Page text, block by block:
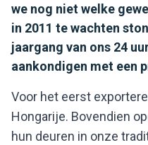
we nog niet welke
in 2011 te wachten
jaargang van ons 24
aankondigen met een
Voor het eerst
Hongarije. Bovendien
hun deuren in onze